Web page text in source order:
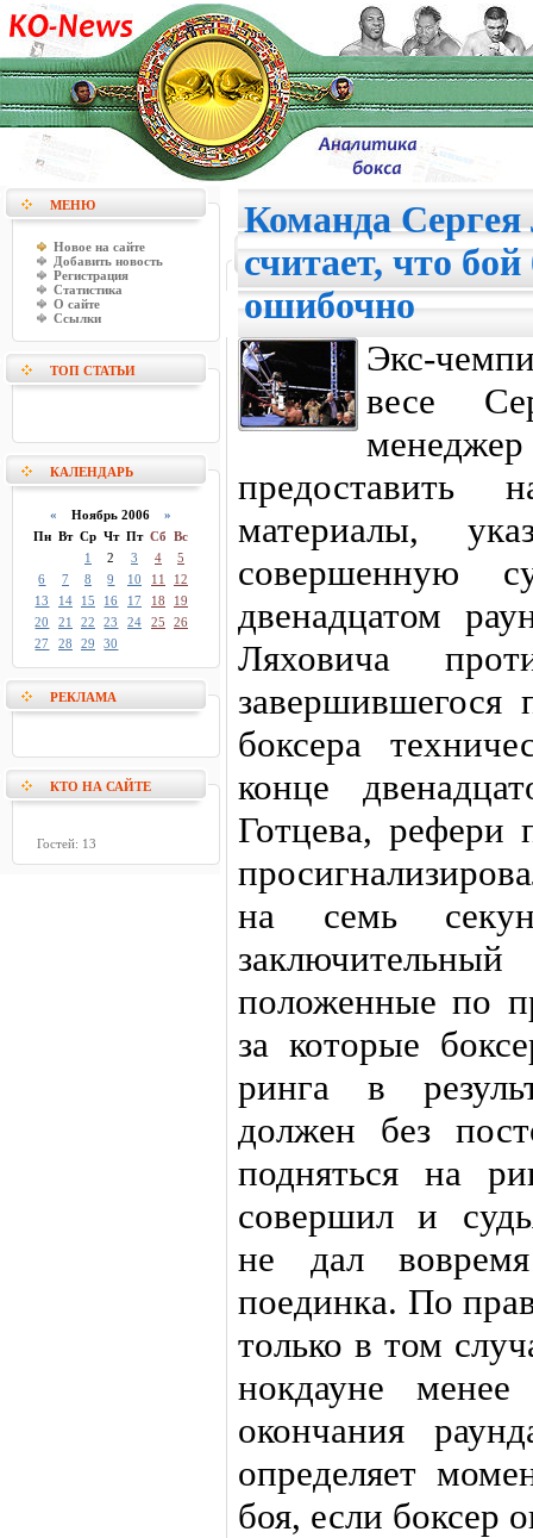
МЕНЮ
Новое на сайте
Добавить новость
Регистрация
Статистика
О сайте
Ссылки
ТОП СТАТЬИ
КАЛЕНДАРЬ
« Ноябрь 2006 »
Пн Вт Ср Чт Пт Сб Вс
1
2 3 4
5
6
7 8 9 10 11
12
13
14 15 16 17 18
19
20
21 22 23 24 25
26
27
28 29 30
РЕКЛАМА
КТО НА САЙТЕ
Гостей: 13
Команда
считает, что
ошибочно
Экс-
весе
предоставить
материалы,
совершенную
двенадцатом
Ляховича
завершившегося
боксера
конце
Готцева, рефери
на семь
положенные по
за которые
ринга в
должен без
подняться на
совершил и
не дал
поединка. По
только в том
нокдауне
окончания
определяет
боя, если боксер